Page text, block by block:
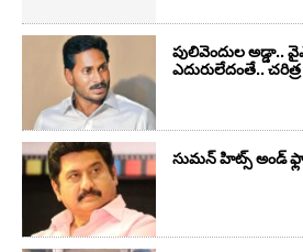
పులివెందుల అడ్డా..
ఎదురులేదంతే..
సుమ‌న్ హిట్స్ అండ్